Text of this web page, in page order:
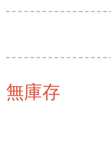
無庫存